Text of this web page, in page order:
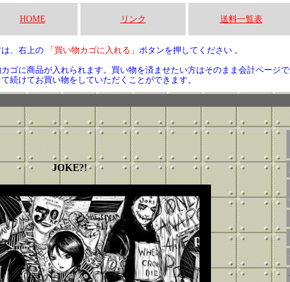
HOME リンク 送料一覧表
、右上の 「買い物カゴに入れる」 ボタンを押してください 。
ゴに商品が入れられます。買い物を済ませたい方はそのまま会計ページ
続けてお買い物をしていただくことができます。
JOKE?!